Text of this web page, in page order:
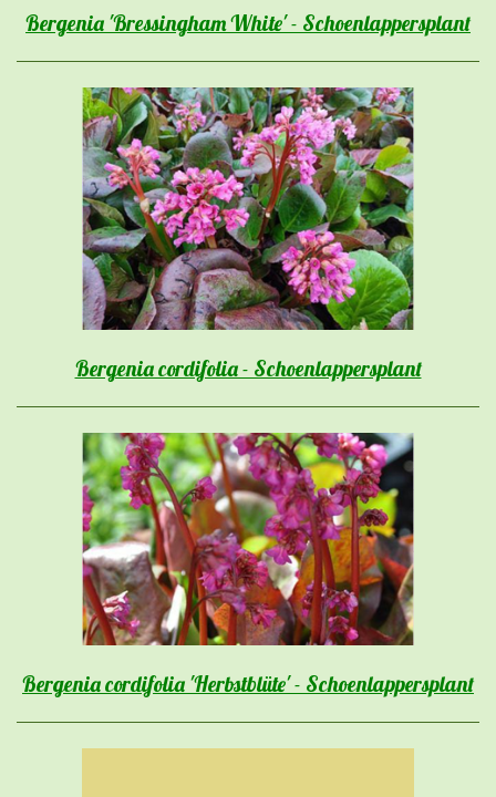
Bergenia 'Bressingham White' - Schoenlappersplant
Bergenia cordifolia - Schoenlappersplant
Bergenia cordifolia 'Herbstblüte' - Schoenlappersplant